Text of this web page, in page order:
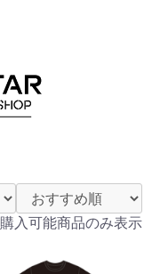
購入可能商品のみ表示